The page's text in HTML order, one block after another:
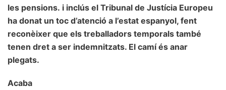
les pensions. i inclús el Tribunal de Justícia Europeu
ha donat un toc d’atenció a l’estat espanyol, fent
reconèixer que els treballadors temporals també
tenen dret a ser indemnitzats. El camí és anar
plegats.
Acaba